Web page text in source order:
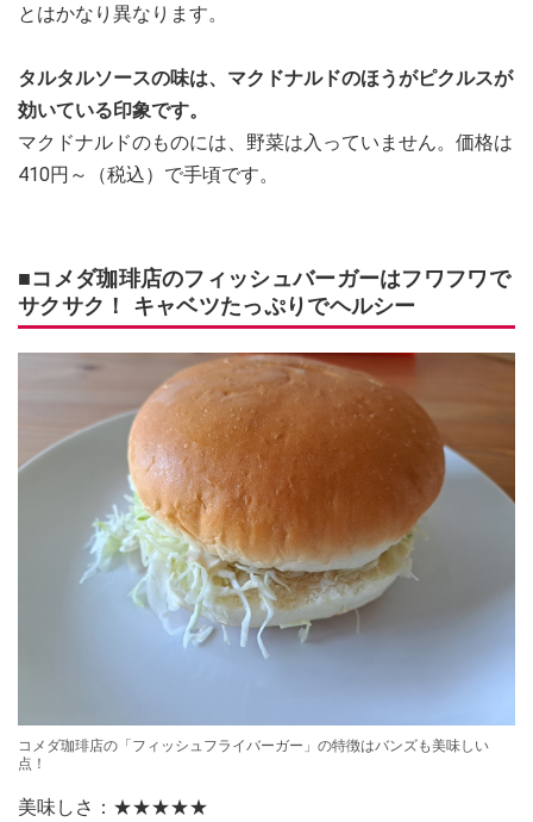
とはかなり異なります。
タルタルソースの味は、マクドナルドのほうがピクルスが
効いている印象です。
マクドナルドのものには、野菜は入っていません。価格は
410円～（税込）で手頃です。
■コメダ珈琲店のフィッシュバーガーはフワフワで
サクサク！ キャベツたっぷりでヘルシー
コメダ珈琲店の「フィッシュフライバーガー」の特徴はバンズも美味しい
点！
美味しさ：★★★★★